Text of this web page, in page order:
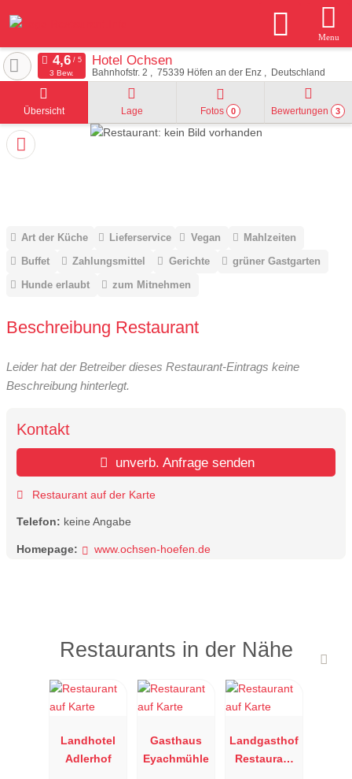
Menu
Hotel Ochsen
Bahnhofstr. 2 75339 Höfen an der Enz Deutschland
3 Bew.
Übersicht Lage Fotos 0 Bewertungen 3
Art der Küche Lieferservice Vegan
Mahlzeiten
Buffet
Zahlungsmittel Gerichte
grüner Gastgarten
Hunde erlaubt
zum Mitnehmen
Beschreibung Restaurant
Leider hat der Betreiber dieses Restaurant-Eintrags keine
Beschreibung hinterlegt.
Kontakt
unverb. Anfrage senden
Restaurant auf der Karte
Telefon: keine Angabe
Homepage: www.ochsen-hoefen.de
Restaurants in der Nähe
Landhotel
Adlerhof
Gasthaus
Eyachmühle
Landgasthof
Restaurant